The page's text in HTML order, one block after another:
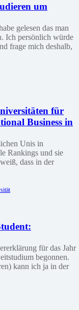
um
gelesen das man
Ich persönlich würde
frage mich deshalb,
für
Business in
Unis in
Rankings und sie
dass in der
für das Jahr
begonnen.
kann ich ja in der